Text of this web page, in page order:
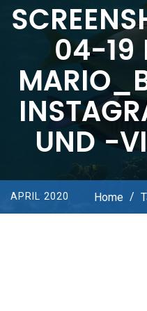
04-19
UND -
APRIL 2020 Home /